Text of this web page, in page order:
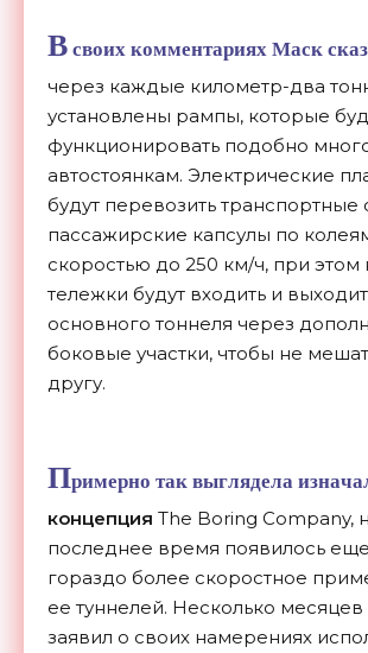
Всвоих комментариях Маск
через каждые километр-два
установлены рампы, которые
функционировать подобно
автостоянкам. Электрические
будут перевозить транспортные
пассажирские капсулы по
скоростью до 250 км/ч, при этом
тележки будут входить и
основного тоннеля через
боковые участки, чтобы не
другу.
Примерно так выглядела
концепция The Boring Company,
последнее время появилось
гораздо более скоростное
ее туннелей. Несколько
заявил о своих намерениях